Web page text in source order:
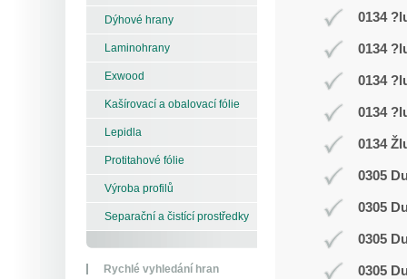
Dýhové hrany
Laminohrany
Exwood
Kašírovací a obalovací fólie
Lepidla
Protitahové fólie
Výroba profilů
Separační a čistící prostředky
Rychlé vyhledání hran
0134
0134
0134
0134
0134
0305
0305
0305
0305